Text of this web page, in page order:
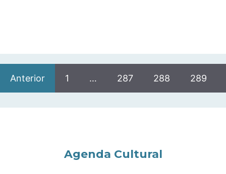
Anterior 1 … 287 288 289
Agenda Cultural